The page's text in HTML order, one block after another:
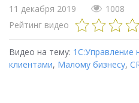
11 декабря 2019
1008
Рейтинг видео
Видео на тему:
клиентами, Малому бизнесу,